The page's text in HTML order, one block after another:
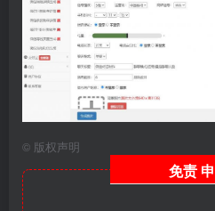
© 版权声明
免责